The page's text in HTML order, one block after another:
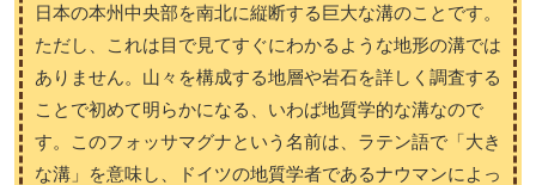
日本の本州中央部を南北に縦断する巨大な溝のことです。
ただし、これは目で見てすぐにわかるような地形の溝では
ありません。山々を構成する地層や岩石を詳しく調査する
ことで初めて明らかになる、いわば地質学的な溝なので
す。このフォッサマグナという名前は、ラテン語で「大き
な溝」を意味し、ドイツの地質学者であるナウマンによっ